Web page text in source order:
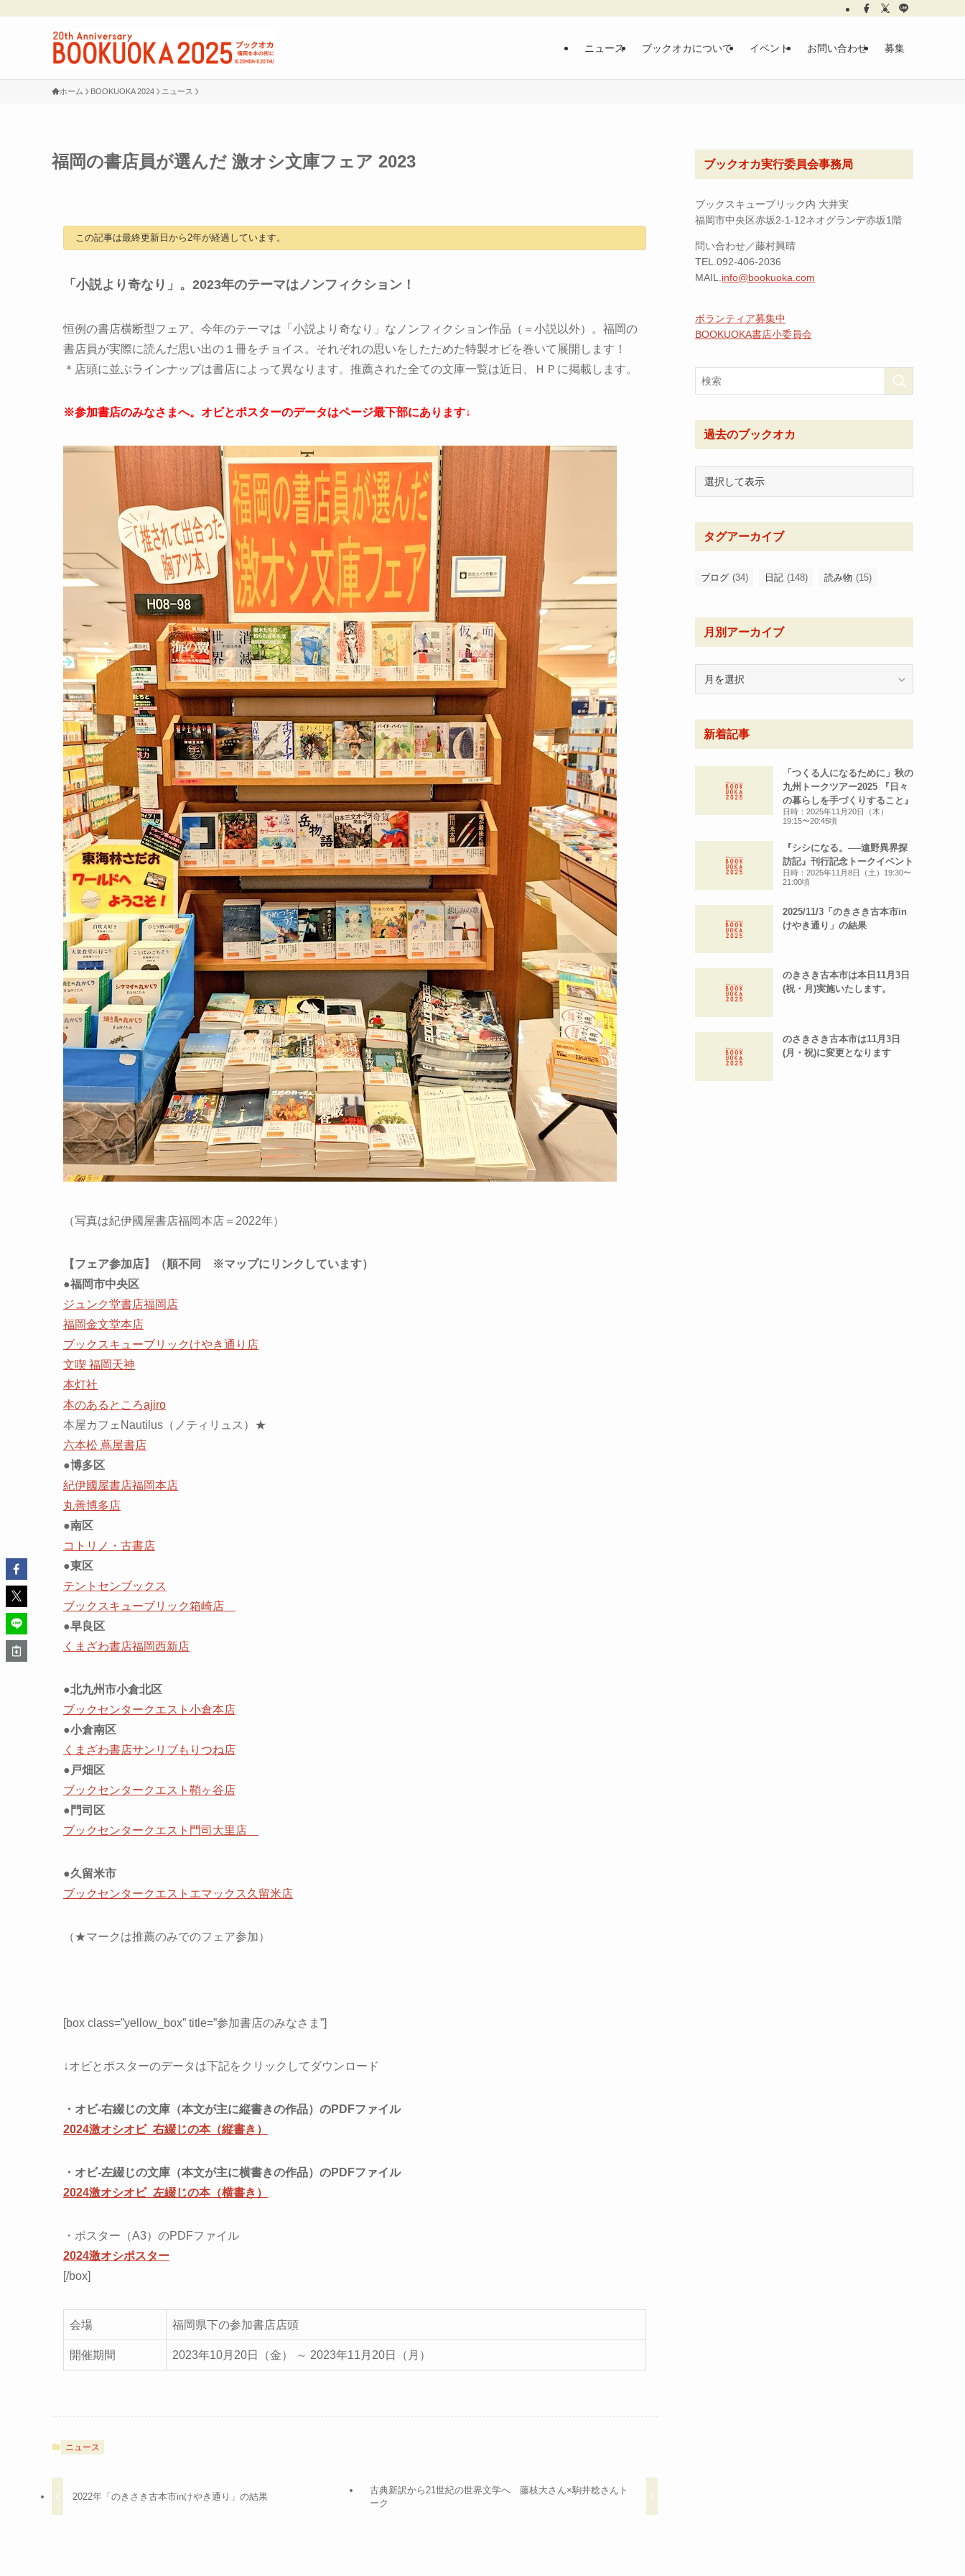
ニュース ブックオカについて イベント お問い合わせ 募集
ホーム BOOKUOKA 2024 ニュース
福岡の書店員が選んだ 激オシ文庫フェア 2023
この記事は最終更新日から2年が経過しています。
「小説より奇なり」。2023年のテーマはノンフィクション！
恒例の書店横断型フェア。今年のテーマは「小説より奇なり」なノンフィクション作品（＝小説以外）。福岡の
書店員が実際に読んだ思い出の１冊をチョイス。それぞれの思いをしたためた特製オビを巻いて展開します！
＊店頭に並ぶラインナップは書店によって異なります。推薦された全ての文庫一覧は近日、ＨＰに掲載します。
※参加書店のみなさまへ。オビとポスターのデータはページ最下部にあります↓
（写真は紀伊國屋書店福岡本店＝2022年）
【フェア参加店】（順不同 ※マップにリンクしています）
●福岡市中央区
ジュンク堂書店福岡店
福岡金文堂本店
ブックスキューブリックけやき通り店
文喫 福岡天神
本灯社
本のあるところajiro
本屋カフェNautilus（ノティリュス）★
六本松 蔦屋書店
●博多区
紀伊國屋書店福岡本店
丸善博多店
●南区
コトリノ・古書店
●東区
テントセンブックス
ブックスキューブリック箱崎店
●早良区
くまざわ書店福岡西新店
●北九州市小倉北区
ブックセンタークエスト小倉本店
●小倉南区
くまざわ書店サンリブもりつね店
●戸畑区
ブックセンタークエスト鞘ヶ谷店
●門司区
ブックセンタークエスト門司大里店
●久留米市
ブックセンタークエストエマックス久留米店
（★マークは推薦のみでのフェア参加）
[box class=”yellow_box” title=”参加書店のみなさま”]
↓オビとポスターのデータは下記をクリックしてダウンロード
・オビ-右綴じの文庫（本文が主に縦書きの作品）のPDFファイル
2024激オシオビ_右綴じの本（縦書き）
・オビ-左綴じの文庫（本文が主に横書きの作品）のPDFファイル
2024激オシオビ_左綴じの本（横書き）
・ポスター（A3）のPDFファイル
2024激オシポスター
[/box]
会場 福岡県下の参加書店店頭
開催期間 2023年10月20日（金） ～ 2023年11月20日（月）
ニュース
2022年「のきさき古本市inけやき通り」の結果
古典新訳から21世紀の世界文学へ 藤枝大さん×駒井稔さんト
ーク
ブックオカ実行委員会事務局
ブックスキューブリック内 大井実
福岡市中央区赤坂2-1-12ネオグランデ赤坂1階
問い合わせ／藤村興晴
TEL.092-406-2036
MAIL. info@bookuoka.com
ボランティア募集中
BOOKUOKA書店小委員会
過去のブックオカ
タグアーカイブ
ブログ (34) 日記 (148) 読み物 (15)
月別アーカイブ
ー
イ
ブ
新着記事
「つくる人になるために」秋の
九州トークツアー2025 『日々
の暮らしを手づくりすること』
日時：2025年11月20日（木）
19:15〜20:45頃
『シシになる。──遠野異界探
訪記』刊行記念トークイベント
日時：2025年11月8日（土）19:30〜
21:00頃
2025/11/3「のきさき古本市in
けやき通り」の結果
のきさき古本市は本日11月3日
(祝・月)実施いたします。
のさきさき古本市は11月3日
(月・祝)に変更となります